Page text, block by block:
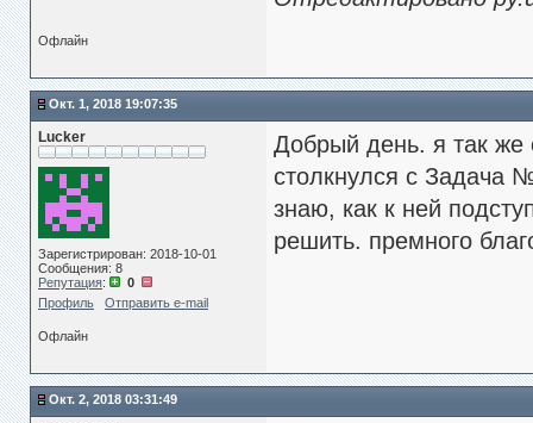
Офлайн
Окт. 1, 2018 19:07:35
Lucker
Зарегистрирован: 2018-10-01
Сообщения: 8
Репутация:
0
Профиль
Отправить e-mail
Добрый день. я так же
столкнулся с Задача
знаю, как к ней
решить. премного
Офлайн
Окт. 2, 2018 03:31:49